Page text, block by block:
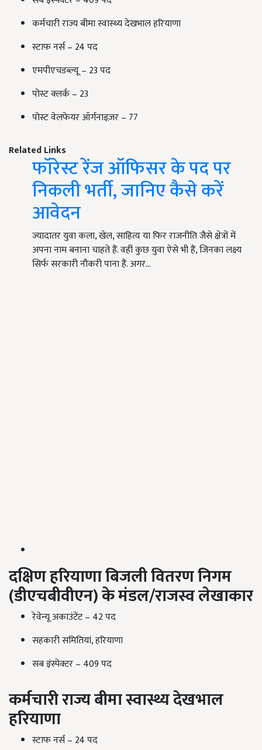
कर्मचारी राज्य बीमा स्वास्थ्य देखभाल हरियाणा
स्टाफ नर्स – 24 पद
एमपीएचडब्ल्यू – 23 पद
पोस्ट क्लर्क – 23
पोस्ट वेलफेयर ऑर्गनाइज़र – 77
Related Links
फॉरेस्ट रेंज ऑफिसर के पद पर
निकली भर्ती, जानिए कैसे करें
आवेदन
ज्यादातर युवा कला, खेल, साहित्य या फिर राजनीति जैसे क्षेत्रों में
अपना नाम बनाना चाहते हैं. वहीं कुछ युवा ऐसे भी हैं, जिनका लक्ष्य
सिर्फ सरकारी नौकरी पाना हैं. अगर…
दक्षिण हरियाणा बिजली वितरण निगम
(डीएचबीवीएन) के मंडल/राजस्व लेखाकार
रेवेन्यू अकाउंटेंट – 42 पद
सहकारी समितियां, हरियाणा
सब इंस्पेक्टर – 409 पद
कर्मचारी राज्य बीमा स्वास्थ्य देखभाल
हरियाणा
स्टाफ नर्स – 24 पद